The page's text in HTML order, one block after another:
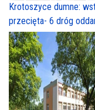
Krotoszyce dumne:
przecięta- 6 dróg